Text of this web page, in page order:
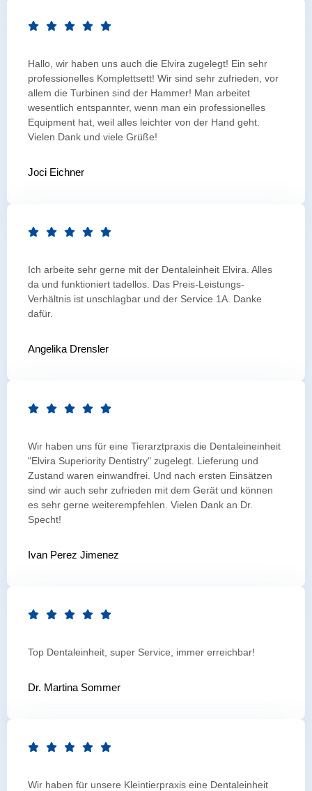
Hallo, wir haben uns auch die Elvira zugelegt! Ein sehr
professionelles Komplettsett! Wir sind sehr zufrieden, vor
allem die Turbinen sind der Hammer! Man arbeitet
wesentlich entspannter, wenn man ein professionelles
Equipment hat, weil alles leichter von der Hand geht.
Vielen Dank und viele Grüße!
Joci Eichner
Ich arbeite sehr gerne mit der Dentaleinheit Elvira. Alles
da und funktioniert tadellos. Das Preis-Leistungs-
Verhältnis ist unschlagbar und der Service 1A. Danke
dafür.
Angelika Drensler
Wir haben uns für eine Tierarztpraxis die Dentaleineinheit
"Elvira Superiority Dentistry" zugelegt. Lieferung und
Zustand waren einwandfrei. Und nach ersten Einsätzen
sind wir auch sehr zufrieden mit dem Gerät und können
es sehr gerne weiterempfehlen. Vielen Dank an Dr.
Specht!
Ivan Perez Jimenez
Top Dentaleinheit, super Service, immer erreichbar!
Dr. Martina Sommer
Wir haben für unsere Kleintierpraxis eine Dentaleinheit